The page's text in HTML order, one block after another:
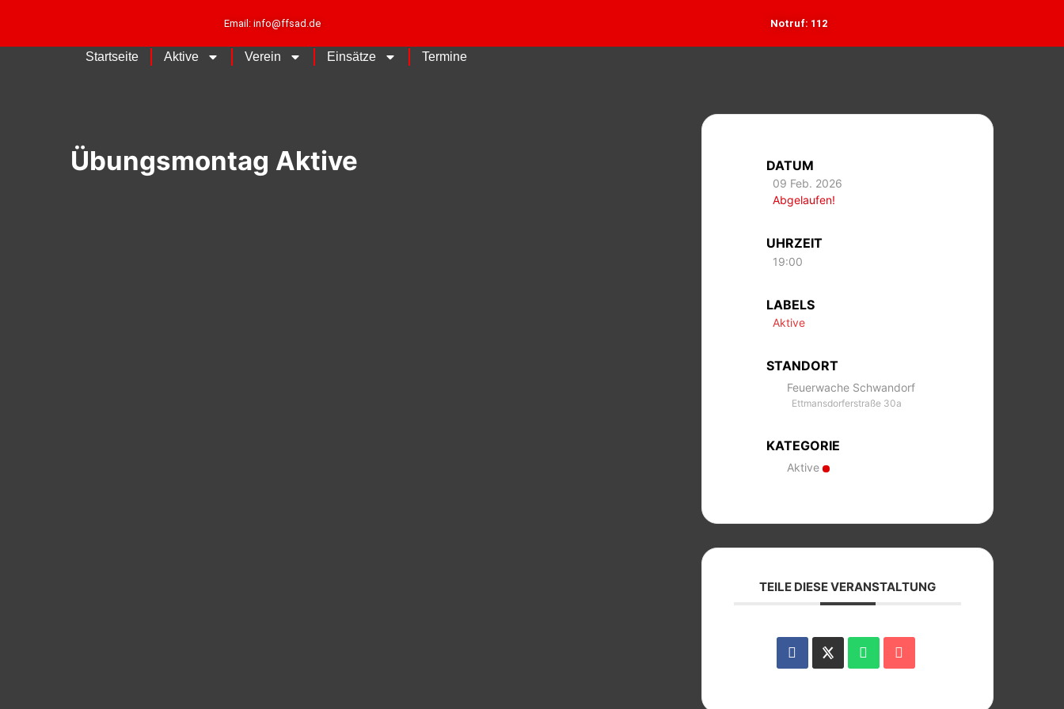
Email: info@ffsad.de Notruf: 112
Startseite Aktive Verein Einsätze Termine
Übungsmontag Aktive DATUM
09 Feb. 2026
Abgelaufen!
UHRZEIT
19:00
LABELS
Aktive
STANDORT
Feuerwache Schwandorf
Ettmansdorferstraße 30a
KATEGORIE
Aktive
TEILE DIESE VERANSTALTUNG